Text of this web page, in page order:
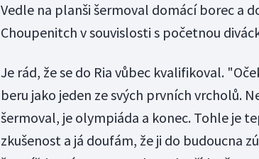
Vedle na planši šermoval domácí borec a
Choupenitch v souvislosti s početnou
Je rád, že se do Ria vůbec kvalifikoval.
beru jako jeden ze svých prvních vrcholů.
šermoval, je olympiáda a konec. Tohle je
zkušenost a já doufám, že ji do budoucna